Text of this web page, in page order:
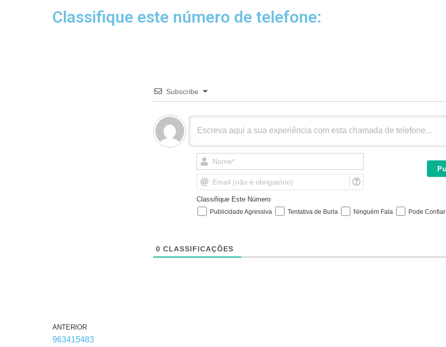
Classifique este número de telefone:
Subscribe
N
m
l
Classifique Este Número
Publicidade Agressiva Tentativa de Burla Ninguém Fala Pode Confiar
0 CLASSIFICAÇÕES
ANTERIOR
963415483